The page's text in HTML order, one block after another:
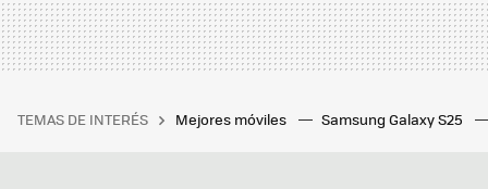
TEMAS DE INTERÉS Mejores móviles Samsung Galaxy S25